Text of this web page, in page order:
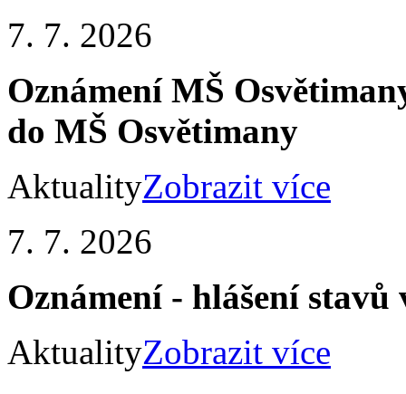
7. 7. 2026
Oznámení MŠ
do MŠ Osvětimany
AktualityZobrazit více
7. 7. 2026
Oznámení - hlášení
AktualityZobrazit více